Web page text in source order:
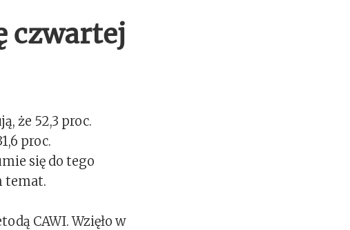
czwartej
że 52,3 proc.
proc.
się do tego
temat.
CAWI. Wzięło w